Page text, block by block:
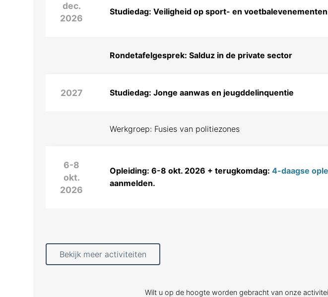
dec.
2026
Studiedag: Veiligheid op sport- en voetbalevenementen
Rondetafelgesprek: Salduz in de private sector
2027 Studiedag: Jonge aanwas en jeugddelinquentie
Werkgroep: Fusies van politiezones
6-8
okt.
2026
Opleiding: 6-8 okt. 2026 + terugkomdag: 4-daagse
aanmelden.
Bekijk meer activiteiten
Wilt u op de hoogte worden gebracht van onze